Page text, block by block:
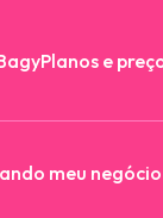
Planos e
meu negócio